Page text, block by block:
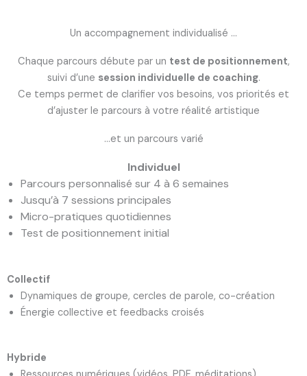
Un accompagnement individualisé ...
Chaque parcours débute par un test de positionnement,
suivi d’une session individuelle de coaching.
Ce temps permet de clarifier vos besoins, vos priorités et
d’ajuster le parcours à votre réalité artistique
...et un parcours varié
Individuel
Parcours personnalisé sur 4 à 6 semaines
Jusqu’à 7 sessions principales
Micro-pratiques quotidiennes
Test de positionnement initial
Collectif
Dynamiques de groupe, cercles de parole, co-création
Énergie collective et feedbacks croisés
Hybride